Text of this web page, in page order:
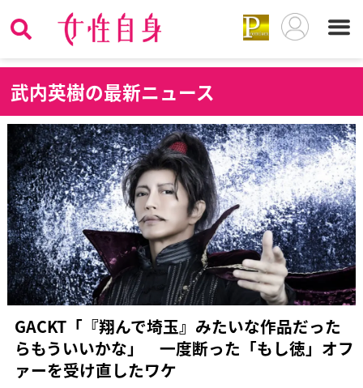
武内英樹の最新ニュース
GACKT「『翔んで埼玉』みたいな作品だった
らもういいかな」 一度断った「もし徳」オフ
ァーを受け直したワケ